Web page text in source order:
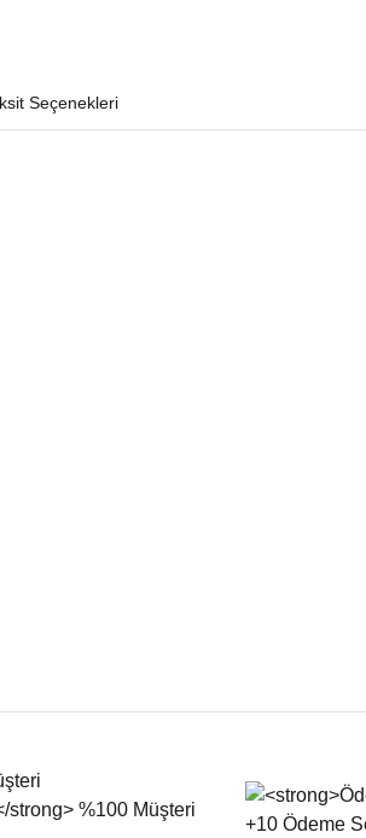
Seçenekleri
kullanarak tarafımıza iletebilirsiniz.